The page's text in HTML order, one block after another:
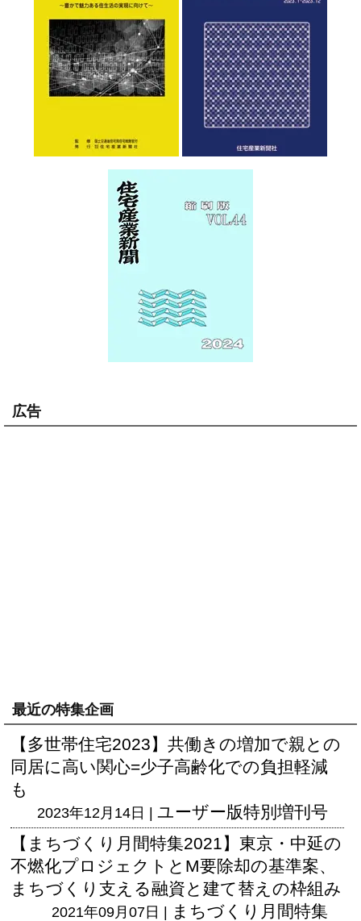
広告
最近の特集企画
【多世帯住宅2023】共働きの増加で親との
同居に高い関心=少子高齢化での負担軽減
も
2023年12月14日 | ユーザー版特別増刊号
【まちづくり月間特集2021】東京・中延の
不燃化プロジェクトとM要除却の基準案、
まちづくり支える融資と建て替えの枠組み
2021年09月07日 | まちづくり月間特集